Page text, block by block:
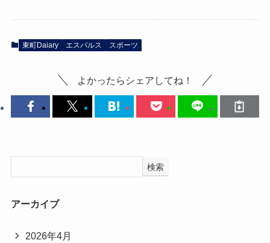
東町Daiary エスパルス スポーツ
よかったらシェアしてね！
検索
アーカイブ
2026年4月